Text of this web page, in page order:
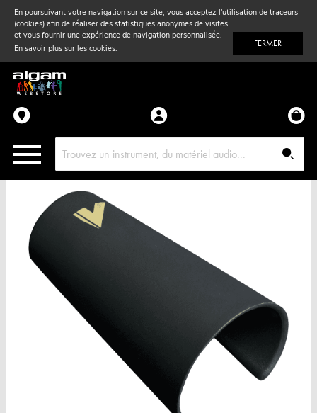
En poursuivant votre navigation sur ce site, vous acceptez l'utilisation de traceurs
(cookies) afin de réaliser des statistiques anonymes de visites
et vous fournir une expérience de navigation personnalisée.
En savoir plus sur les cookies. FERMER
Vent& Violon
Accessoires
Pièces détachées